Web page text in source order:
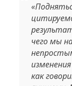
чего мы
как